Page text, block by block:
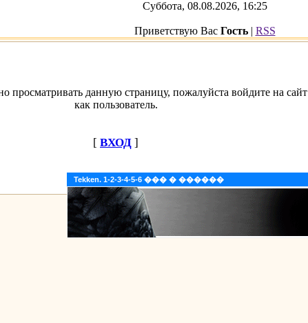
Суббота, 08.08.2026, 16:25
Приветствую Вас Гость| RSS
Tekken. 1-2-3-4-5-6 ��� � ������
просматривать данную страницу, пожалуйста войдите на сайт
как пользователь.
[ ВХОД ]